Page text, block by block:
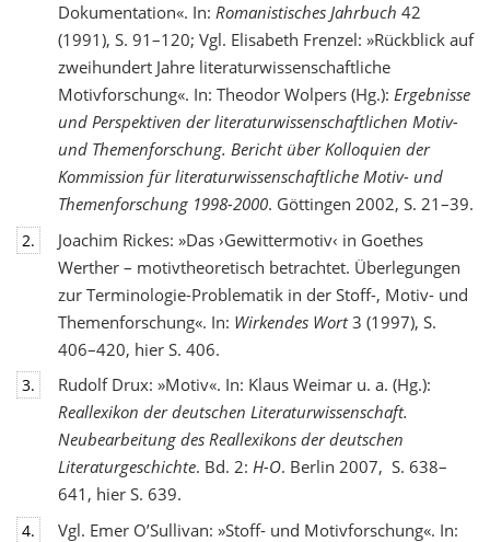
Dokumentation«. In: Romanistisches Jahrbuch 42
(1991), S. 91–120; Vgl. Elisabeth Frenzel: »Rückblick auf
zweihundert Jahre literaturwissenschaftliche
Motivforschung«. In: Theodor Wolpers (Hg.): Ergebnisse
und Perspektiven der literaturwissenschaftlichen Motiv-
und Themenforschung. Bericht über Kolloquien der
Kommission für literaturwissenschaftliche Motiv- und
Themenforschung 1998-2000. Göttingen 2002, S. 21–39.
2.
Joachim Rickes: »Das ›Gewittermotiv‹ in Goethes
Werther – motivtheoretisch betrachtet. Überlegungen
zur Terminologie-Problematik in der Stoff-, Motiv- und
Themenforschung«. In: Wirkendes Wort3 (1997), S.
406–420, hier S. 406.
3.
Rudolf Drux: »Motiv«. In: Klaus Weimar u. a. (Hg.):
Reallexikon der deutschen Literaturwissenschaft.
Neubearbeitung des Reallexikons der deutschen
Literaturgeschichte. Bd. 2: H-O. Berlin 2007, S. 638–
641, hier S. 639.
4.
Vgl. Emer O’Sullivan: »Stoff- und Motivforschung«. In: